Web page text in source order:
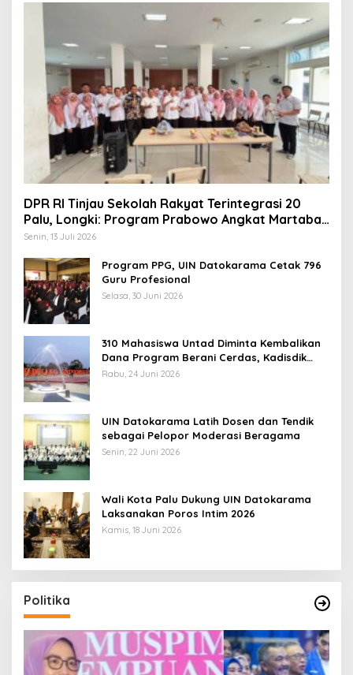
DPR RI Tinjau Sekolah Rakyat Terintegrasi 20
Palu, Longki: Program Prabowo Angkat Martabat
Anak Miskin
Senin, 13 Juli 2026
Program PPG, UIN Datokarama Cetak 796
Guru Profesional
Selasa, 30 Juni 2026
310 Mahasiswa Untad Diminta Kembalikan
Dana Program Berani Cerdas, Kadisdik
Sulteng: Tidak Boleh Terima Beasiswa
Rabu, 24 Juni 2026
UIN Datokarama Latih Dosen dan Tendik
sebagai Pelopor Moderasi Beragama
Senin, 22 Juni 2026
Wali Kota Palu Dukung UIN Datokarama
Laksanakan Poros Intim 2026
Kamis, 18 Juni 2026
Politika